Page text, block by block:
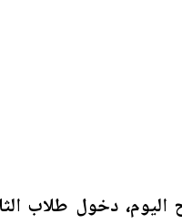
دخول طلاب